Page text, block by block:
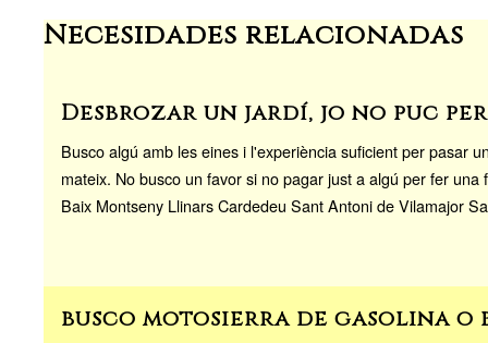
Necesidades relacionadas
Desbrozar un jardí, jo no puc
Busco algú amb les eines i l'experiència suficient per pasar
mateix. No busco un favor si no pagar just a algú per fer una
Baix Montseny Llinars Cardedeu Sant Antoni de Vilamajor
busco motosierra de gasolina o